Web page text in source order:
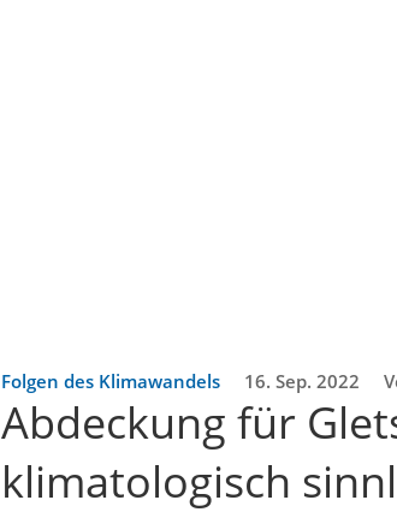
Folgen des Klimawandels 16. Sep. 2022
Abdeckung für
klimatologisch